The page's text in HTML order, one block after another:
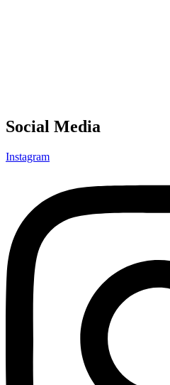
Social Media
Instagram